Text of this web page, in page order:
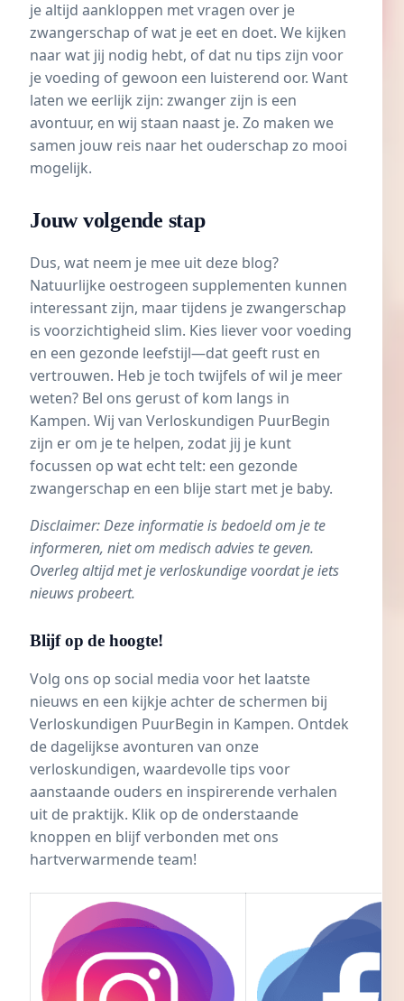
je altijd aankloppen met vragen over je
zwangerschap of wat je eet en doet. We kijken
naar wat jij nodig hebt, of dat nu tips zijn voor
je voeding of gewoon een luisterend oor. Want
laten we eerlijk zijn: zwanger zijn is een
avontuur, en wij staan naast je. Zo maken we
samen jouw reis naar het ouderschap zo mooi
mogelijk.
Jouw volgende stap
Dus, wat neem je mee uit deze blog?
Natuurlijke oestrogeen supplementen kunnen
interessant zijn, maar tijdens je zwangerschap
is voorzichtigheid slim. Kies liever voor voeding
en een gezonde leefstijl—dat geeft rust en
vertrouwen. Heb je toch twijfels of wil je meer
weten? Bel ons gerust of kom langs in
Kampen. Wij van Verloskundigen PuurBegin
zijn er om je te helpen, zodat jij je kunt
focussen op wat echt telt: een gezonde
zwangerschap en een blije start met je baby.
Disclaimer: Deze informatie is bedoeld om je te
informeren, niet om medisch advies te geven.
Overleg altijd met je verloskundige voordat je iets
nieuws probeert.
Blijf op de hoogte!
Volg ons op social media voor het laatste
nieuws en een kijkje achter de schermen bij
Verloskundigen PuurBegin in Kampen. Ontdek
de dagelijkse avonturen van onze
verloskundigen, waardevolle tips voor
aanstaande ouders en inspirerende verhalen
uit de praktijk. Klik op de onderstaande
knoppen en blijf verbonden met ons
hartverwarmende team!